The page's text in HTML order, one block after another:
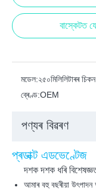
বাস্কেটত
মডেল:২৫০মিলিলিটাৰৰ
ব্ৰেণ্ড:OEM
পণ্যৰ বিৱৰণ
প্ৰডাক্ট এডভেণ্টেজ
দশক দশক ধৰি
আমাৰ বহু বছৰীয়া